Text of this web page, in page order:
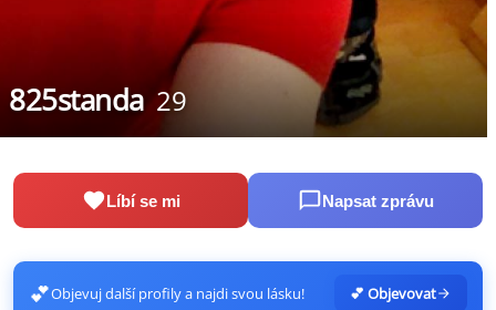
825standa 29
Líbí se mi Napsat zprávu
💕Objevuj další profily a najdi svou lásku! 💕 Objevovat